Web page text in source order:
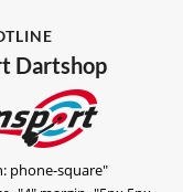
Dartshop
phone-square"